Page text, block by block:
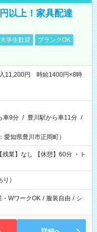
以上！家具配達
大学生歓迎
ブランクOK
11,200円 時給1400円×8時
車9分 / 豊川駅から車11分 /
知県豊川市正岡町）
）
・WワークOK / 服装自由 / シ